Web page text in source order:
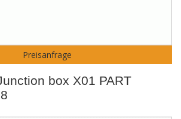
Preisanfrage
box X01 PART